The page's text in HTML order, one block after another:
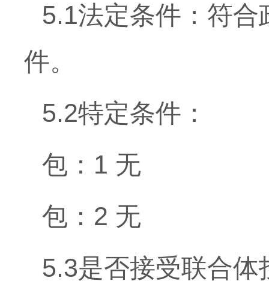
5.1法定条件：符
件。
5.2特定条件：
包：1 无
包：2 无
5.3是否接受联合体